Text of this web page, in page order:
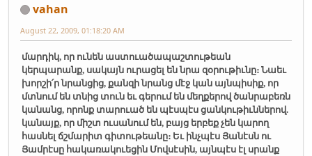
vahan
August 22, 2009, 01:18:20 AM
մարդիկ, որ ունեն աստուածապաշտութեան
կերպարանք, սակայն ուրացել են նրա զօրութիւնը։ Նաեւ
խորշի՛ր նրանցից, քանզի նրանց մէջ կան այնպիսիք, որ
մտնում են տնից տուն եւ գերում են մեղքերով ծանրաբեռն
կանանց, որոնք տարուած են պէսպէս ցանկութիւններով.
կանայք, որ միշտ ուսանում են, բայց երբեք չեն կարող
հասնել ճշմարիտ գիտութեանը։ Եւ ինչպէս Յանէսն ու
Յամրէսը հակառակուեցին Մովսէսին, այնպէս էլ սրանք